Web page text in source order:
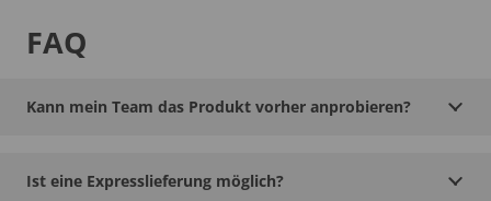
FAQ
Kann mein Team das Produkt vorher anprobieren?
Ist eine Expresslieferung möglich?